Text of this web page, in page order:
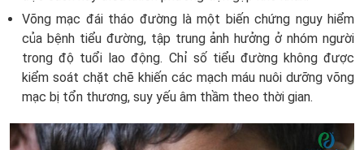
Võng mạc đái tháo đường là một biến chứng nguy hiểm
của bệnh tiểu đường, tập trung ảnh hưởng ở nhóm người
trong độ tuổi lao động. Chỉ số tiểu đường không được
kiểm soát chặt chẽ khiến các mạch máu nuôi dưỡng võng
mạc bị tổn thương, suy yếu âm thầm theo thời gian.